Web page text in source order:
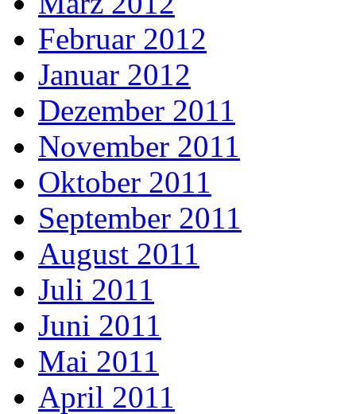
Februar 2012
Januar 2012
Dezember 2011
November 2011
Oktober 2011
September 2011
August 2011
Juli 2011
Juni 2011
Mai 2011
April 2011